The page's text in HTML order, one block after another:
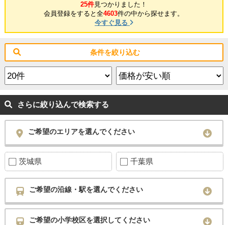
25件見つかりました！
会員登録をすると全4603件の中から探せます。
今すぐ見る
条件を絞り込む
さらに絞り込んで検索する
ご希望のエリアを選んでください
茨城県 千葉県
ご希望の沿線・駅を選んでください
ご希望の小学校区を選択してください